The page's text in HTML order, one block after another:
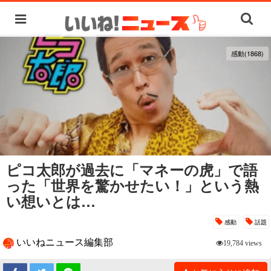
感動(1868)
ピコ太郎が過去に「マネーの虎」で語
った「世界を驚かせたい！」という熱
い想いとは…
感動 話題
いいねニュース編集部 19,784 views